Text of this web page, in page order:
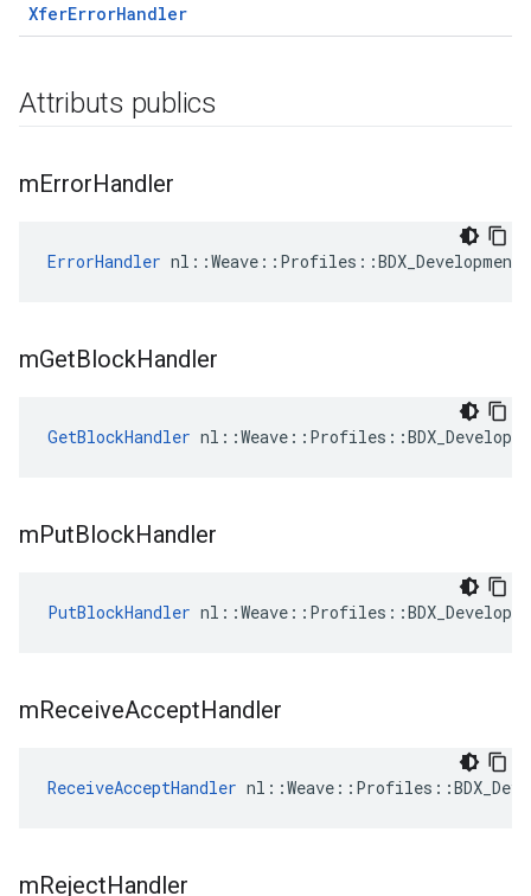
XferErrorHandler
Attributs publics
mErrorHandler
ErrorHandler
mGetBlockHandler
GetBlockHandler
mPutBlockHandler
PutBlockHandler
mReceiveAcceptHandler
ReceiveAcceptHandler
mRejectHandler